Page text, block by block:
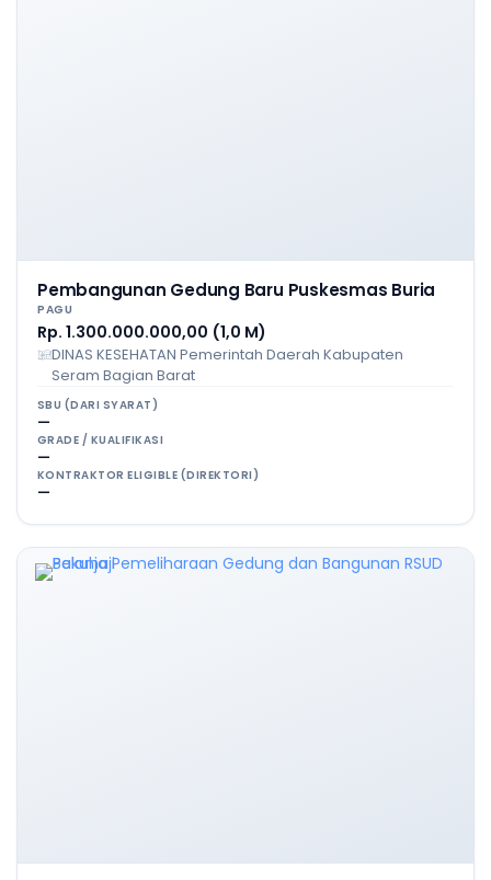
Pembangunan Gedung Baru Puskesmas Buria
PAGU
Rp. 1.300.000.000,00 (1,0 M)
DINAS KESEHATAN Pemerintah Daerah Kabupaten
Seram Bagian Barat
SBU (DARI SYARAT)
—
GRADE / KUALIFIKASI
—
KONTRAKTOR ELIGIBLE (DIREKTORI)
—